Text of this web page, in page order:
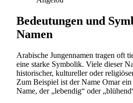
Bedeutungen und
Namen
Arabische Jungennamen tragen oft
eine starke Symbolik. Viele dieser
historischer, kultureller oder
Zum Beispiel ist der Name Omar
Name, der „lebendig“ oder